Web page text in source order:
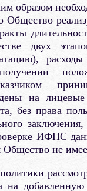
образом
двух
на
без права
ИФНС
не
добавленную